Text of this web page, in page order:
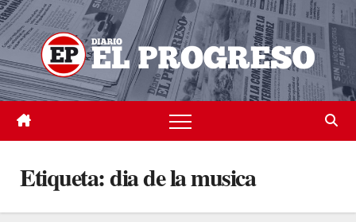
Skip
to
content
Etiqueta:dia de la musica